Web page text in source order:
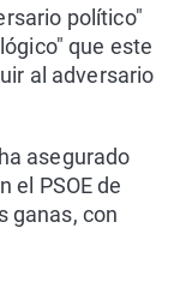
político"
que este
al adversario
asegurado
el PSOE de
ganas, con